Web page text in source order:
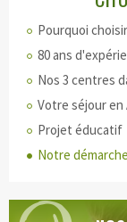
Pourquoi
80 ans
Nos 3 centres
Votre séjour en
Projet éducatif
Notre